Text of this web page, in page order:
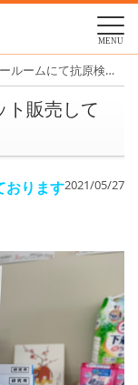
MENU
ショールームにて抗原検査キット販売してます
ト販売して
2021/05/27
おります